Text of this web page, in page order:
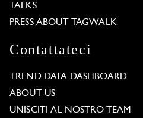
TALKS
PRESS ABOUT TAGWALK
Contattateci
TREND DATA DASHBOARD
ABOUT US
UNISCITI AL NOSTRO TEAM